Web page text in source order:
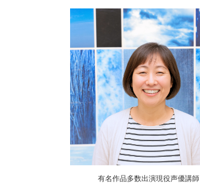
有名作品多数出演現役声優講師